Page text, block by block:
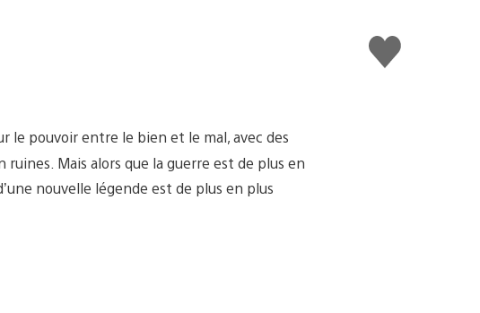
J'aime
le pouvoir entre le bien et le mal, avec des
Mais alors que la guerre est de plus en
nouvelle légende est de plus en plus